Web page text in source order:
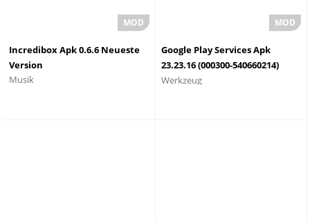
Incredibox Apk 0.6.6 Neueste
Version
Musik
Google Play Services Apk
23.23.16 (000300-540660214)
(232316000) Laden Sie die
Werkzeug